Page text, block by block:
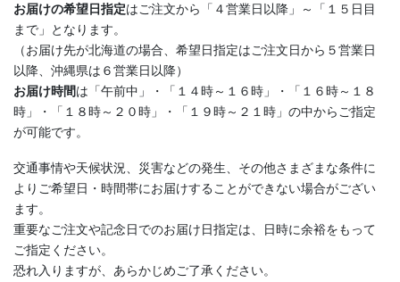
お届けの希望日指定はご注文から「４営業日以降」～「１５日目
まで」となります。
（お届け先が北海道の場合、希望日指定はご注文日から５営業日
以降、沖縄県は６営業日以降）
お届け時間は「午前中」・「１４時～１６時」・「１６時～１８
時」・「１８時～２０時」・「１９時～２１時」の中からご指定
が可能です。
交通事情や天候状況、災害などの発生、その他さまざまな条件に
よりご希望日・時間帯にお届けすることができない場合がござい
ます。
重要なご注文や記念日でのお届け日指定は、日時に余裕をもって
ご指定ください。
恐れ入りますが、あらかじめご了承ください。